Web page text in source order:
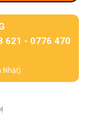
621 - 0776 470
Nhật)